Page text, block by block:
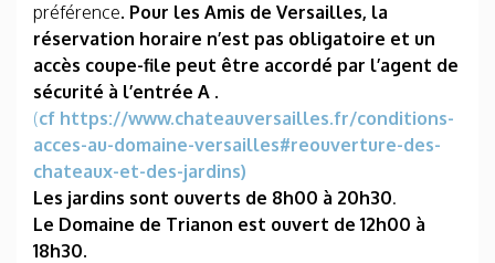
préférence. Pour les Amis de Versailles, la
réservation horaire n’est pas obligatoire et un
accès coupe-file peut être accordé par l’agent de
sécurité à l’entrée A .
(cf https://www.chateauversailles.fr/conditions-
acces-au-domaine-versailles#reouverture-des-
chateaux-et-des-jardins)
Les jardins sont ouverts de 8h00 à 20h30.
Le Domaine de Trianon est ouvert de 12h00 à
18h30.